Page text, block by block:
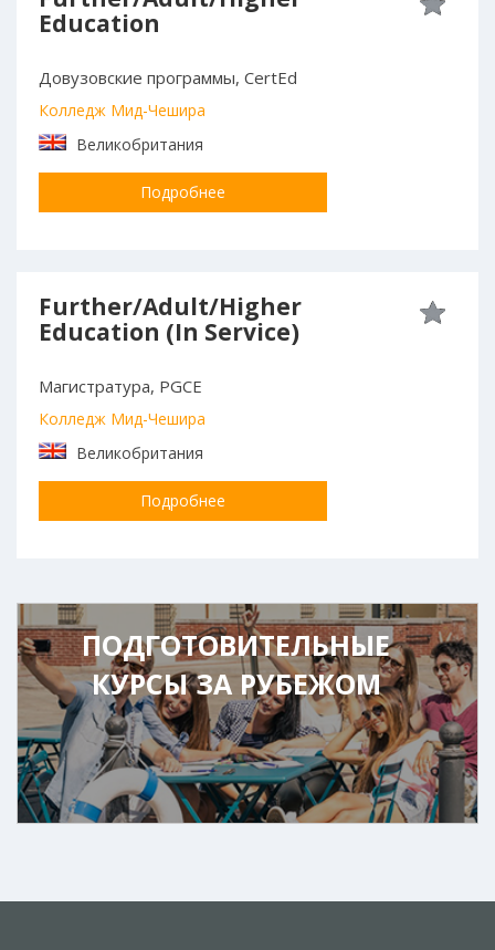
Education
Довузовские программы, CertEd
Колледж Мид-Чешира
Великобритания
Подробнее
Further/Adult/Higher
Education (In Service)
Магистратура, PGCE
Колледж Мид-Чешира
Великобритания
Подробнее
ПОДГОТОВИТЕЛЬНЫЕ
КУРСЫ ЗА РУБЕЖОМ